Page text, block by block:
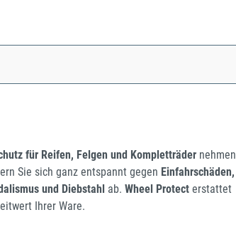
für Reifen, Felgen und Kompletträder nehmen
Sie sich ganz entspannt gegen Einfahrschäden,
und Diebstahl ab. Wheel Protect erstattet
Ihrer Ware.